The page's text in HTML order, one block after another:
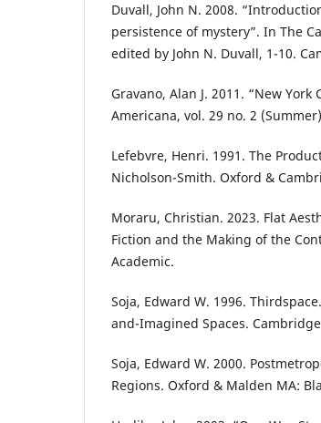
Duvall, John N. 2008.
persistence of mystery”. In The
edited by John N. Duvall, 1-10.
Gravano, Alan J. 2011. “New
Americana, vol. 29 no. 2
Lefebvre, Henri. 1991. The
Nicholson-Smith. Oxford &
Moraru, Christian. 2023. Flat
Fiction and the Making of the
Academic.
Soja, Edward W. 1996.
and-Imagined Spaces.
Soja, Edward W. 2000.
Regions. Oxford & Malden MA: